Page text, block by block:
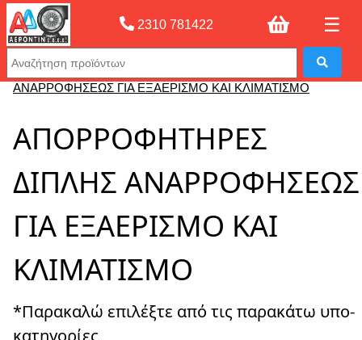
Αρχική σελίδας»ΑΠΟΡΡΟΦΗΤΗΡΕΣ ΔΙΠΛΗΣ
ΑΝΑΡΡΟΦΗΣΕΩΣ ΓΙΑ ΕΞΑΕΡΙΣΜΟ ΚΑΙ ΚΛΙΜΑΤΙΣΜΟ
2310 781422 ☰
ΑΠΟΡΡΟΦΗΤΗΡΕΣ
ΔΙΠΛΗΣ ΑΝΑΡΡΟΦΗΣΕΩΣ
ΓΙΑ ΕΞΑΕΡΙΣΜΟ ΚΑΙ
ΚΛΙΜΑΤΙΣΜΟ
*Παρακαλώ επιλέξτε από τις παρακάτω υπο-
κατηγορίες